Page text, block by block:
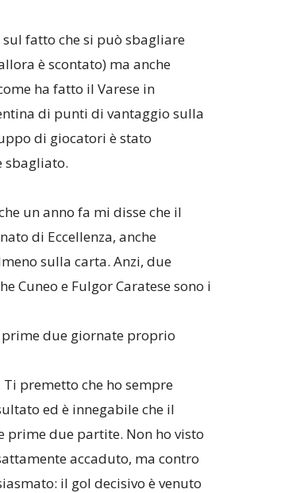
fatto che si può sbagliare
è scontato) ma anche
ha fatto il Varese in
di punti di vantaggio sulla
di giocatori è stato
sbagliato.
un anno fa mi disse che il
di Eccellenza, anche
sulla carta. Anzi, due
Cuneo e Fulgor Caratese sono i
prime due giornate proprio
premetto che ho sempre
ed è innegabile che il
prime due partite. Non ho visto
accaduto, ma contro
il gol decisivo è venuto